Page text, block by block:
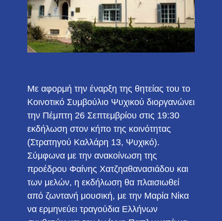
Με αφορμή την έναρξη της θητείας του το
Κοινοτικό Συμβούλιο Ψυχικού διοργανώνει
την Πέμπτη 26 Σεπτεμβρίου στις 19:30
εκδήλωση στον κήπο της κοινότητας
(Στρατηγού Καλλάρη 13, Ψυχικό).
Σύμφωνα με την ανακοίνωση της
προέδρου Φαίνης Χατζηαθανασιάδου και
των μελών, η εκδήλωση θα πλαισιωθεί
από ζωντανή μουσική, με την Μαρία Νίκα
να ερμηνεύει τραγούδια Ελλήνων